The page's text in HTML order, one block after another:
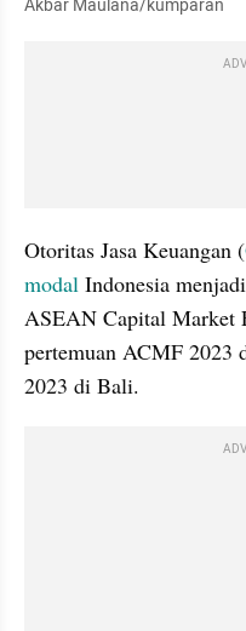
Akbar Maulana/kumparan
Otoritas Jasa Keuangan (
modal Indonesia
ASEAN Capital Market
pertemuan ACMF 2023
2023 di Bali.